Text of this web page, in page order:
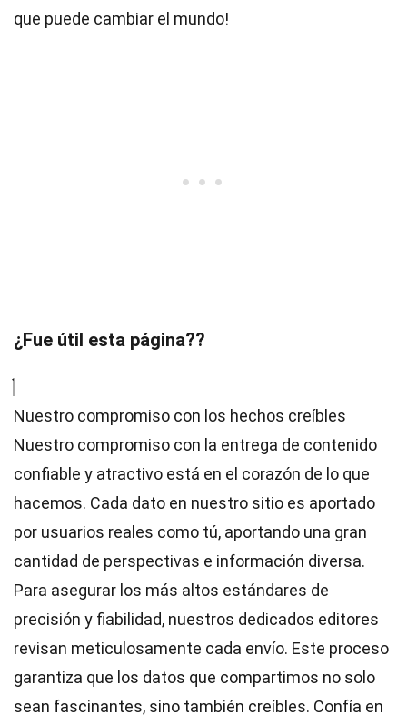
que puede cambiar el mundo!
¿Fue útil esta página??
Nuestro compromiso con los hechos creíbles
Nuestro compromiso con la entrega de contenido
confiable y atractivo está en el corazón de lo que
hacemos. Cada dato en nuestro sitio es aportado
por usuarios reales como tú, aportando una gran
cantidad de perspectivas e información diversa.
Para asegurar los más altos estándares de
precisión y fiabilidad, nuestros dedicados editores
revisan meticulosamente cada envío. Este proceso
garantiza que los datos que compartimos no solo
sean fascinantes, sino también creíbles. Confía en